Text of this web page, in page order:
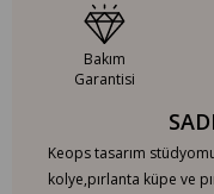
Keops tasarım
kolye,pırlanta küpe ve
Bakım
Garantisi